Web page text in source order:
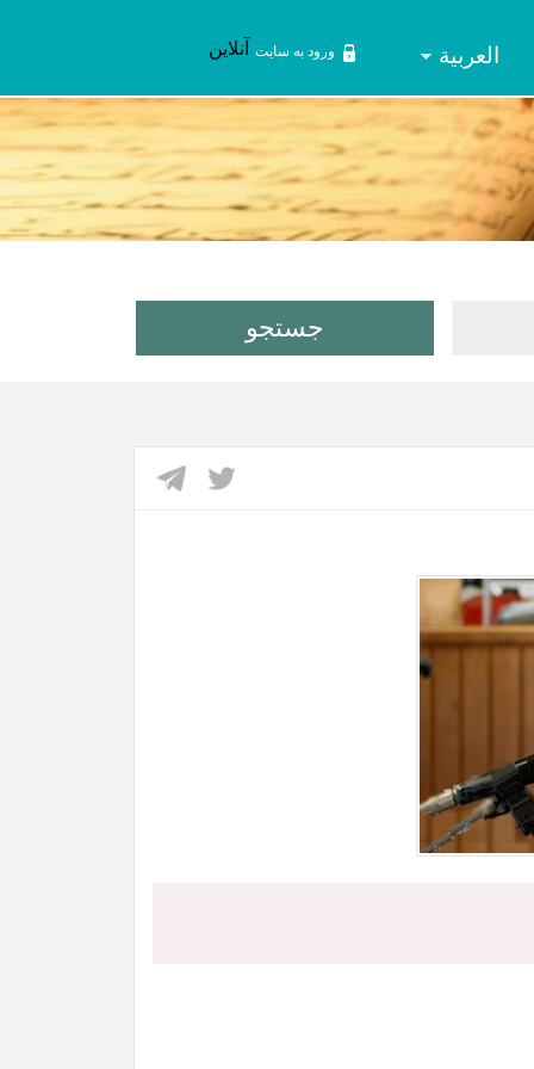
العربیة ورود به سایت آنلاین